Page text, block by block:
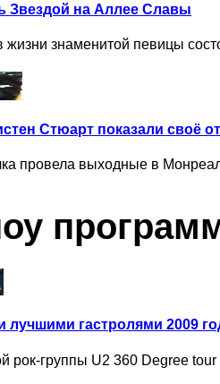
Звездой на Аллее Славы
знаменитой певицы
Стюарт показали своё
провела выходные в
лучшими гастролями 2009
рок-группы U2 360 Degree